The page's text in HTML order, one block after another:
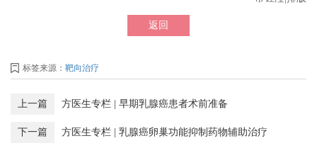
返回
标签来源： 靶向治疗
上一篇 方医生专栏 | 早期乳腺癌患者术前准备
下一篇 方医生专栏 | 乳腺癌卵巢功能抑制药物辅助治疗